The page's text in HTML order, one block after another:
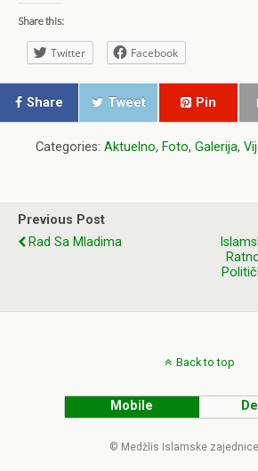
Share this:
Twitter Facebook
Share Tweet Pin
Categories: Aktuelno, Foto, Galerija,
Previous Post
Rad Sa Mladima
Back to top
Mobile
© Medžlis Islamske